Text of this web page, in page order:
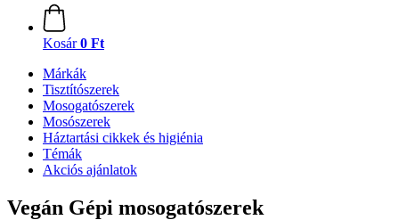
Kosár 0 Ft
Márkák
Tisztítószerek
Mosogatószerek
Mosószerek
Háztartási cikkek és higiénia
Témák
Akciós ajánlatok
Vegán Gépi mosogatószerek